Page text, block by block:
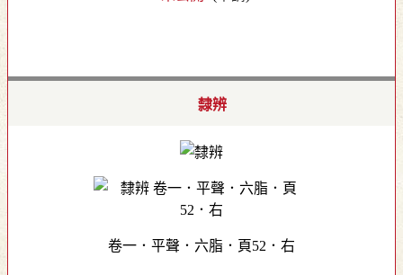
隸辨
卷一．平聲．六脂．頁52．右